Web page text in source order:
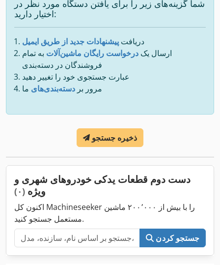
شما گزینه‌های زیر را برای یافتن دستگاه مورد نظر در
اختیار دارید:
دریافت پیشنهادات جدید از طریق ایمیل
ارسال یک درخواست رایگان ماشین‌آلات به تمام
فروشندگان در دسته‌بندی
عبارت جستجوی خود را تغییر دهید
مرور بر دسته‌بندی‌های ما
ذخیره جستجو
دست دوم قطعات یدکی خودروهای شهری و
ویژه (۰)
اکنون کل Machineseeker را با بیش از ۲۰۰٬۰۰۰ ماشین
مستعمل جستجو کنید.
جستجو کردن